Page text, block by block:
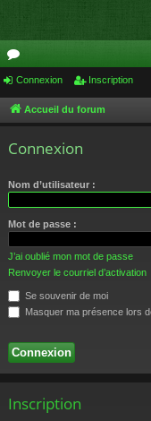
or
u
Connexion Inscription
Accueil du forum
Connexion
Nom d’utilisateur :
Mot de passe :
J’ai oublié mon mot de passe
Renvoyer le courriel d’activation
Se souvenir de moi
Masquer ma présence lors
Inscription